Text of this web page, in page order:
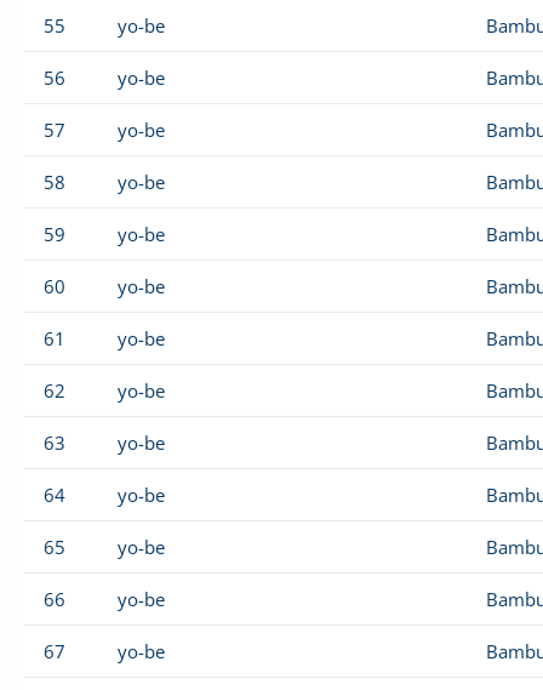
55 yo-be
56 yo-be
57 yo-be
58 yo-be
59 yo-be
60 yo-be
61 yo-be
62 yo-be
63 yo-be
64 yo-be
65 yo-be
66 yo-be
67 yo-be